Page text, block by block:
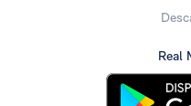
Real